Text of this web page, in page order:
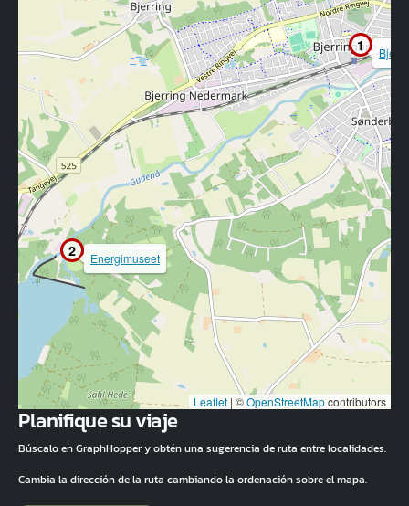
1
2 Energimuseet
Leaflet | ©OpenStreetMapcontributors
Planifique su viaje
Búscalo en GraphHopper y obtén una sugerencia de ruta entre localidades.
Cambia la dirección de la ruta cambiando la ordenación sobre el mapa.